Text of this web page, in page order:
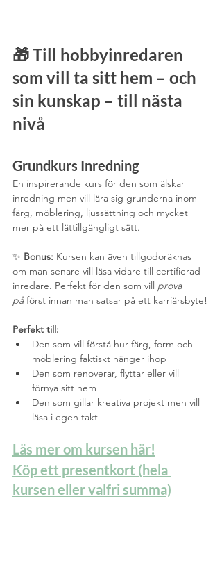
🎁 Till hobbyinredaren
som vill ta sitt hem – och
sin kunskap – till nästa
nivå
Grundkurs Inredning
En inspirerande kurs för den som älskar
inredning men vill lära sig grunderna inom
färg, möblering, ljussättning och mycket
mer på ett lättillgängligt sätt.
✨ Bonus: Kursen kan även tillgodoräknas
om man senare vill läsa vidare till certifierad
inredare. Perfekt för den som vill prova
på först innan man satsar på ett karriärsbyte!
Perfekt till:
Den som vill förstå hur färg, form och
möblering faktiskt hänger ihop
Den som renoverar, flyttar eller vill
förnya sitt hem
Den som gillar kreativa projekt men vill
läsa i egen takt
Läs mer om kursen här!
Köp ett presentkort (hela
kursen eller valfri summa)